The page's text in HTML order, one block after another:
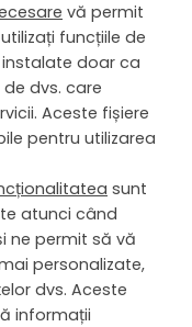
vă permit
funcțiile de
doar ca
dvs. care
Aceste fișiere
pentru utilizarea
sunt
atunci când
ne permit să vă
personalizate,
dvs. Aceste
informații